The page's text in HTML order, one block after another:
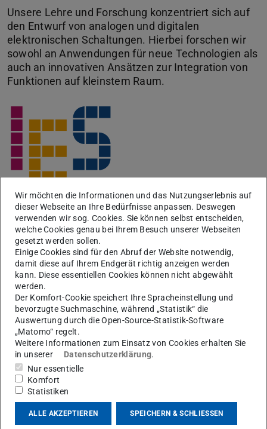
Unsere Lehre und Forschung konzentriert sich auf
den Entwurf von analogen und digitalen
elektronischen Schaltungen. Hierbei forschen wir
sowohl an Anwendungen für neue Technologien als
auch an innovativen Ansätzen zur Integration von
Funktionen auf kleinstem Raum.
Neuigkeiten am Fachgebiet
Wir möchten die Informationen und das Nutzungserlebnis auf
dieser Webseite an Ihre Bedürfnisse anpassen. Deswegen
verwenden wir sog. Cookies. Sie können selbst entscheiden,
welche Cookies genau bei Ihrem Besuch unserer Webseiten
gesetzt werden sollen.
Einige Cookies sind für den Abruf der Website notwendig,
damit diese auf Ihrem Endgerät richtig anzeigen werden
kann. Diese essentiellen Cookies können nicht abgewählt
werden.
Der Komfort-Cookie speichert Ihre Spracheinstellung und
bevorzugte Suchmaschine, während „Statistik“ die
Auswertung durch die Open-Source-Statistik-Software
„Matomo“ regelt.
Weitere Informationen zum Einsatz von Cookies erhalten Sie
in unserer
Datenschutzerklärung.
Nur essentielle
Komfort
Statistiken
ALLE AKZEPTIEREN SPEICHERN & SCHLIESSEN